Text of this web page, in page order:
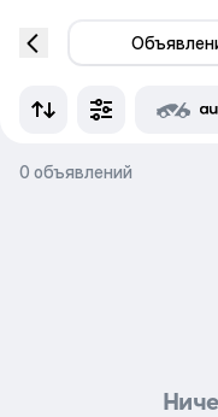
0 объявлений